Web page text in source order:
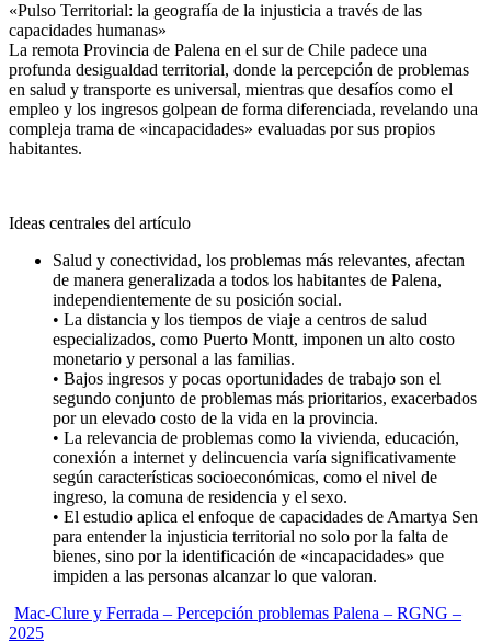
«Pulso Territorial: la geografía de la injusticia a través de las
capacidades humanas»
La remota Provincia de Palena en el sur de Chile padece una
profunda desigualdad territorial, donde la percepción de problemas
en salud y transporte es universal, mientras que desafíos como el
empleo y los ingresos golpean de forma diferenciada, revelando una
compleja trama de «incapacidades» evaluadas por sus propios
habitantes.
Ideas centrales del artículo
Salud y conectividad, los problemas más relevantes, afectan
de manera generalizada a todos los habitantes de Palena,
independientemente de su posición social.
• La distancia y los tiempos de viaje a centros de salud
especializados, como Puerto Montt, imponen un alto costo
monetario y personal a las familias.
• Bajos ingresos y pocas oportunidades de trabajo son el
segundo conjunto de problemas más prioritarios, exacerbados
por un elevado costo de la vida en la provincia.
• La relevancia de problemas como la vivienda, educación,
conexión a internet y delincuencia varía significativamente
según características socioeconómicas, como el nivel de
ingreso, la comuna de residencia y el sexo.
• El estudio aplica el enfoque de capacidades de Amartya Sen
para entender la injusticia territorial no solo por la falta de
bienes, sino por la identificación de «incapacidades» que
impiden a las personas alcanzar lo que valoran.
Mac-Clure y Ferrada – Percepción problemas Palena – RGNG –
2025